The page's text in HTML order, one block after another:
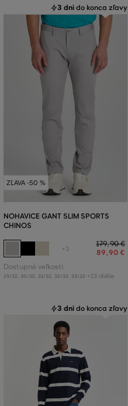
3 dni do konca zľavy
ZĽAVA -50 %
NOHAVICE GANT SLIM SPORTS
CHINOS
+3
179,90 €
89,90 €
Dostupné veľkosti:
29/32 30/32 31/32 32/32 33/32 +13 ďalšie
3 dni do konca zľavy